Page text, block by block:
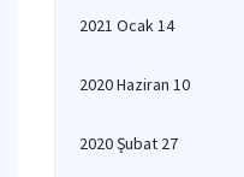
2021 Ocak 14
2020 Haziran 10
2020 Şubat 27